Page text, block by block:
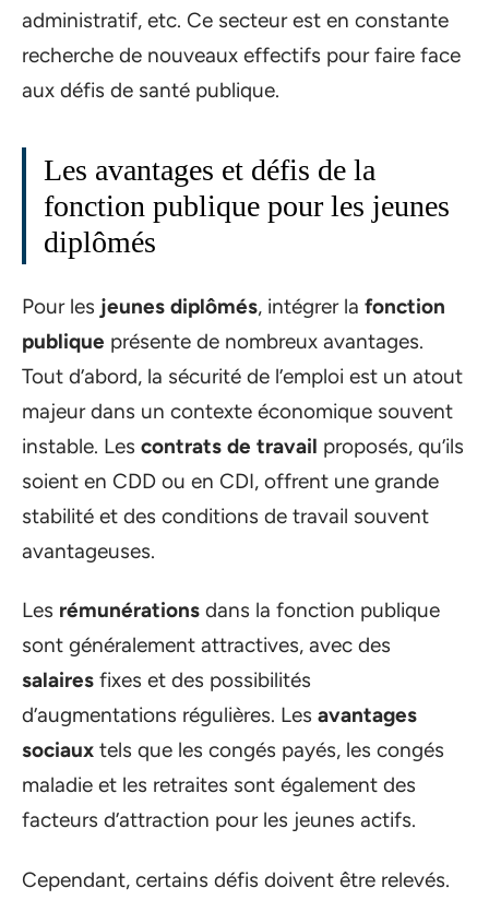
administratif, etc. Ce secteur est en constante
recherche de nouveaux effectifs pour faire face
aux défis de santé publique.
Les avantages et défis de la
fonction publique pour les jeunes
diplômés
Pour les jeunes diplômés, intégrer la fonction
publique présente de nombreux avantages.
Tout d’abord, la sécurité de l’emploi est un atout
majeur dans un contexte économique souvent
instable. Les contrats de travail proposés, qu’ils
soient en CDD ou en CDI, offrent une grande
stabilité et des conditions de travail souvent
avantageuses.
Les rémunérations dans la fonction publique
sont généralement attractives, avec des
salaires fixes et des possibilités
d’augmentations régulières. Les avantages
sociaux tels que les congés payés, les congés
maladie et les retraites sont également des
facteurs d’attraction pour les jeunes actifs.
Cependant, certains défis doivent être relevés.